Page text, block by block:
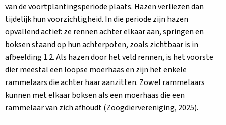
van de voortplantingsperiode plaats. Hazen verliezen dan
tijdelijk hun voorzichtigheid. In die periode zijn hazen
opvallend actief: ze rennen achter elkaar aan, springen en
boksen staand op hun achterpoten, zoals zichtbaar is in
afbeelding 1.2. Als hazen door het veld rennen, is het voorste
dier meestal een loopse moerhaas en zijn het enkele
rammelaars die achter haar aanzitten. Zowel rammelaars
kunnen met elkaar boksen als een moerhaas die een
rammelaar van zich afhoudt (Zoogdiervereniging, 2025).